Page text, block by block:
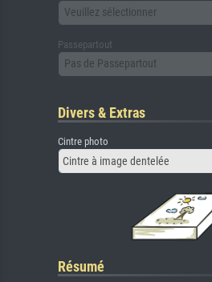
Veuillez sélectionner
Passepartout
Pas de Passepartout
Divers & Extras
Cintre photo
Cintre à image dentelée
Résumé